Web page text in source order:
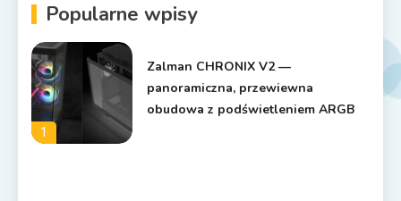
Popularne wpisy
1
Zalman CHRONIX V2 —
panoramiczna, przewiewna
obudowa z podświetleniem ARGB